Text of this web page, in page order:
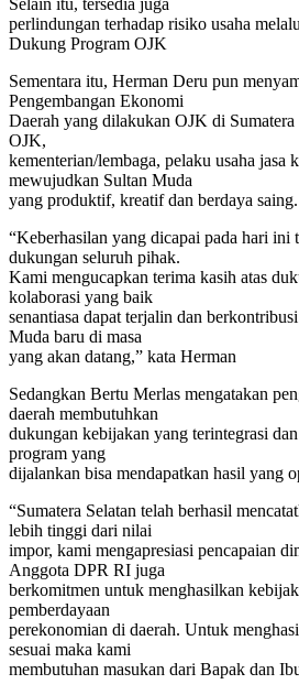
perlindungan terhadap risiko usaha
Dukung Program OJK
Sementara itu, Herman Deru pun
Pengembangan Ekonomi
Daerah yang dilakukan OJK di
OJK,
kementerian/lembaga, pelaku usaha jasa
mewujudkan Sultan Muda
yang produktif, kreatif dan berdaya saing.
“Keberhasilan yang dicapai pada hari ini
dukungan seluruh pihak.
Kami mengucapkan terima kasih atas
kolaborasi yang baik
senantiasa dapat terjalin dan
Muda baru di masa
yang akan datang,” kata Herman
Sedangkan Bertu Merlas mengatakan
daerah membutuhkan
dukungan kebijakan yang terintegrasi
program yang
dijalankan bisa mendapatkan hasil yang
“Sumatera Selatan telah berhasil
lebih tinggi dari nilai
impor, kami mengapresiasi pencapaian
Anggota DPR RI juga
berkomitmen untuk menghasilkan
pemberdayaan
perekonomian di daerah. Untuk
sesuai maka kami
membutuhan masukan dari Bapak dan